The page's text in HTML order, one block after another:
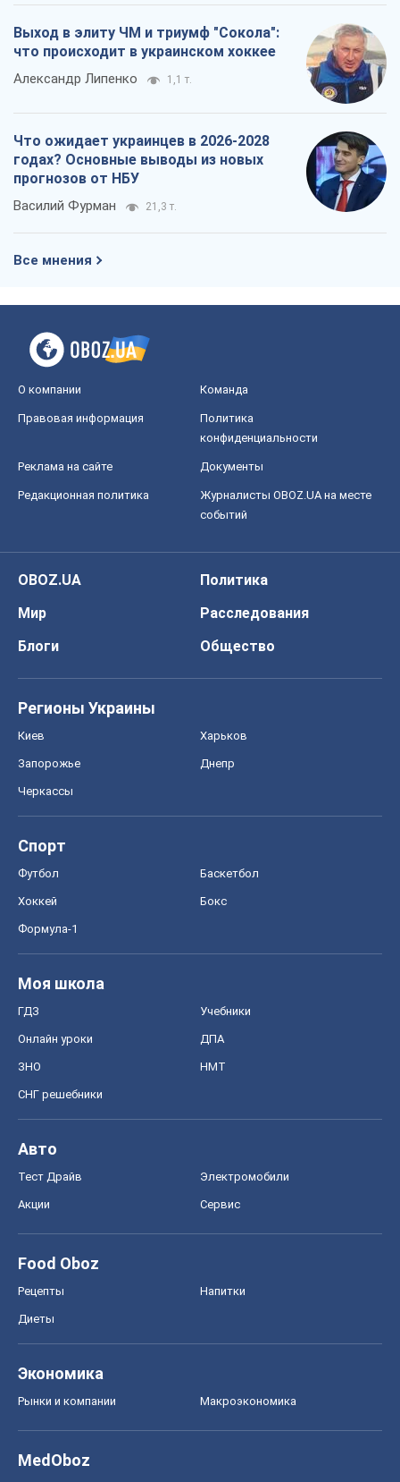
Выход в элиту ЧМ и триумф "Сокола":
что происходит в украинском хоккее
Александр Липенко 1,1 т.
Что ожидает украинцев в 2026-2028
годах? Основные выводы из новых
прогнозов от НБУ
Василий Фурман 21,3 т.
Все мнения
О компании Команда
Правовая информация
Политика
конфиденциальности
Реклама на сайте Документы
Редакционная политика
Журналисты OBOZ.UA на месте
событий
OBOZ.UA
Политика
Мир
Расследования
Блоги
Общество
Регионы Украины
Киев Харьков
Запорожье Днепр
Черкассы
Спорт
Футбол Баскетбол
Хоккей Бокс
Формула-1
Моя школа
ГДЗ Учебники
Онлайн уроки ДПА
ЗНО НМТ
СНГ решебники
Авто
Тест Драйв Электромобили
Акции Сервис
Food Oboz
Рецепты Напитки
Диеты
Экономика
Рынки и компании Mакроэкономика
MedOboz